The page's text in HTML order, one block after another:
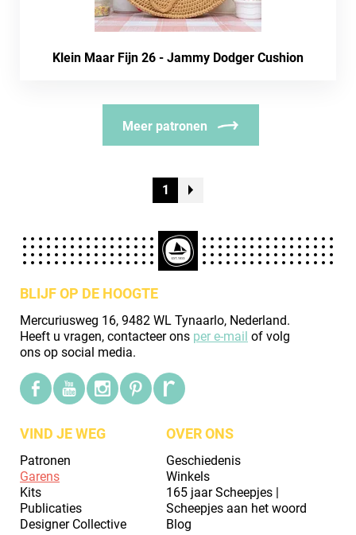
Klein Maar Fijn 26 - Jammy Dodger Cushion
Meer patronen
1
BLIJF OP DE HOOGTE
Mercuriusweg 16, 9482 WL Tynaarlo, Nederland.
Heeft u vragen, contacteer ons per e-mail of volg
ons op social media.
VIND JE WEG
Patronen
Garens
Kits
Publicaties
Designer Collective
OVER ONS
Geschiedenis
Winkels
165 jaar Scheepjes |
Scheepjes aan het woord
Blog